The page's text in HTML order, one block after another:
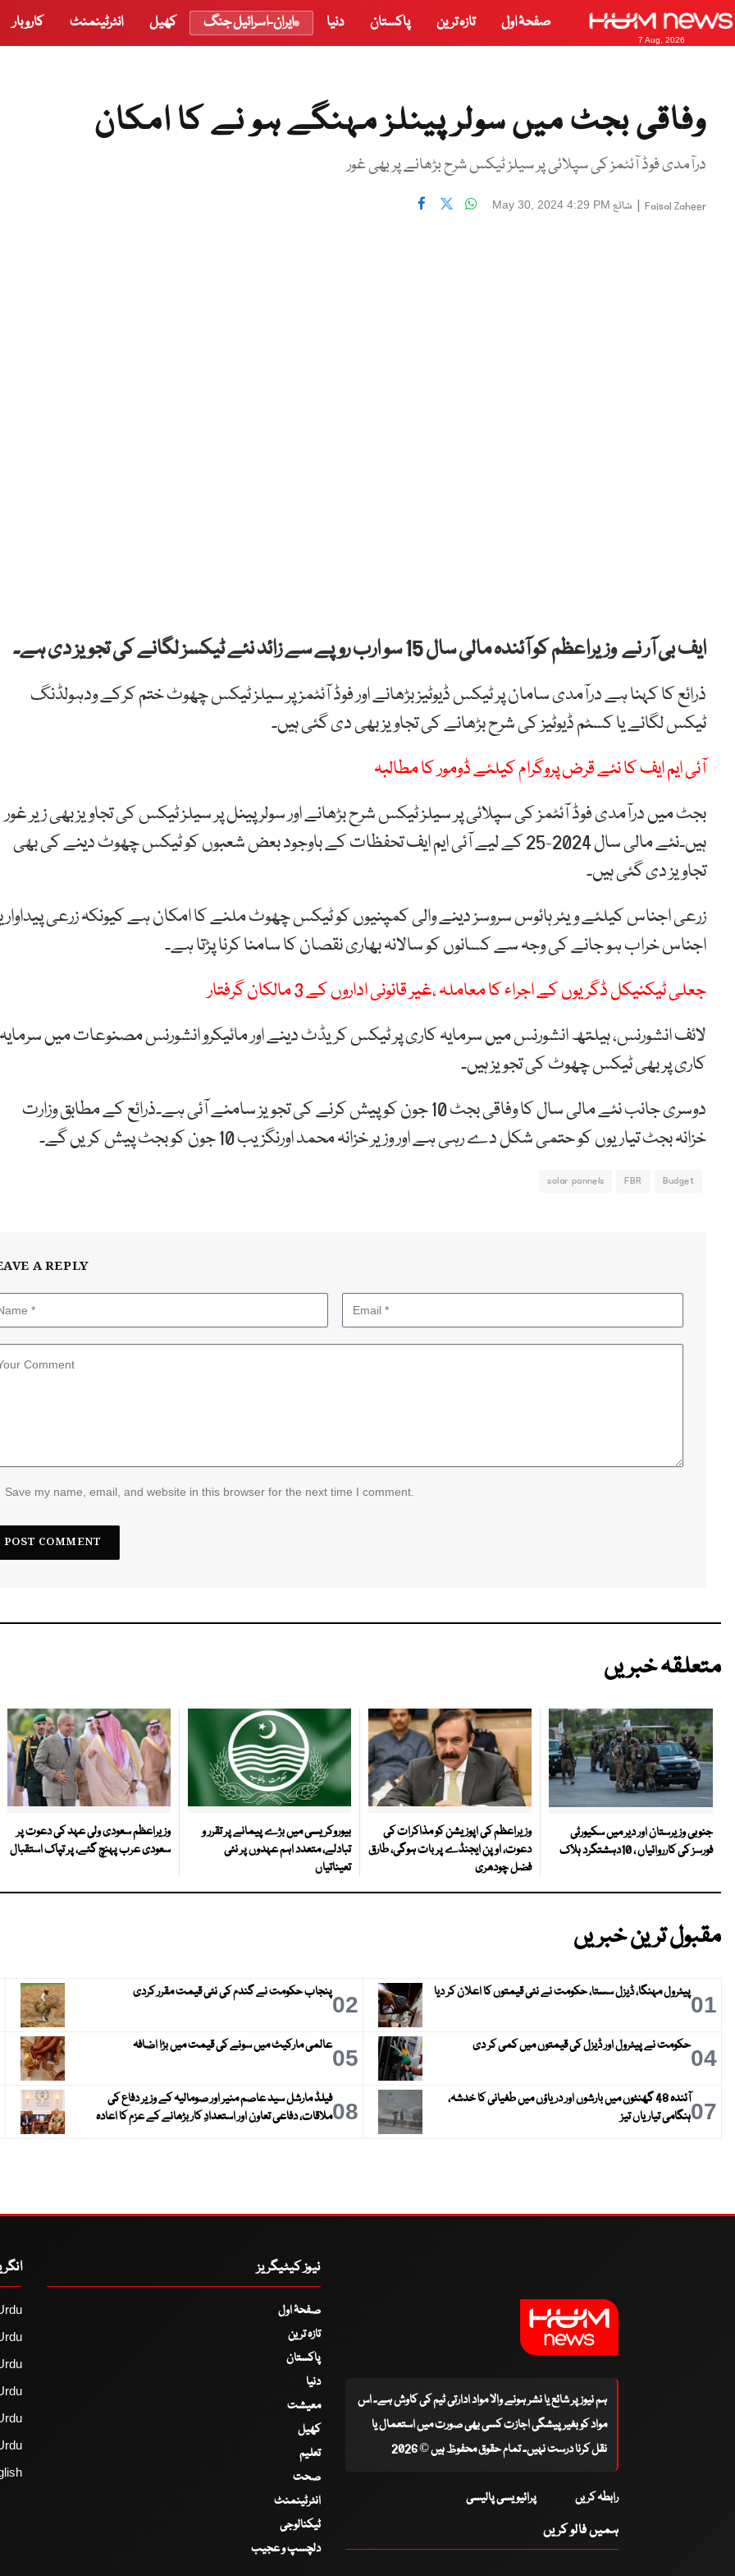
7 Aug, 2026
صفحۂ اول تازہ ترین پاکستان دنیا ایران-اسرائیل جنگ کھیل انٹرٹینمنٹ کاروبار
وفاقی بجٹ میں سولر پینلز مہنگے ہو نے کا امکان
درآمدی فوڈ آئٹمز کی سپلائی پر سیلز ٹیکس شرح بڑھانے پر بھی غور
Faisal Zaheer
| شائع May 30, 2024 4:29 PM
ایف بی آر نے وزیراعظم کو آئندہ مالی سال 15 سو ارب روپے سے زائد نئے ٹیکسز لگانے کی تجویز دی ہے۔
ذرائع کا کہنا ہے درآمدی سامان پر ٹیکس ڈیوٹیز بڑھانے اور فوڈ آئٹمز پر سیلز ٹیکس چھوٹ ختم کرکے ودہولڈنگ
ٹیکس لگانے یا کسٹم ڈیوٹیز کی شرح بڑھانے کی تجاویز بھی دی گئی ہیں۔
آئی ایم ایف کا نئے قرض پروگرام کیلئے ڈومور کا مطالبہ
بجٹ میں درآمدی فوڈ آئٹمز کی سپلائی پر سیلز ٹیکس شرح بڑھانے اور سولر پینل پر سیلز ٹیکس کی تجاویز بھی زیر غور
ہیں۔نئے مالی سال 2024-25 کے لیے آئی ایم ایف تحفظات کے باوجود بعض شعبوں کو ٹیکس چھوٹ دینے کی بھی
تجاویز دی گئی ہیں۔
زرعی اجناس کیلئے ویئر ہائوس سروسز دینے والی کمپنیوں کو ٹیکس چھوٹ ملنے کا امکان ہے کیونکہ زرعی پیداوار
اجناس خراب ہو جانے کی وجہ سے کسانوں کو سالانہ بھاری نقصان کا سامنا کرنا پڑتا ہے۔
جعلی ٹیکنیکل ڈگریوں کے اجراء کا معاملہ ،غیر قانونی اداروں کے 3 مالکان گرفتار
لائف انشورنس، ہیلتھ انشورنس میں سرمایہ کاری پر ٹیکس کریڈٹ دینے اور مائیکرو انشورنس مصنوعات میں سرمایہ
کاری پر بھی ٹیکس چھوٹ کی تجویز ہیں۔
دوسری جانب نئے مالی سال کا وفاقی بجٹ 10 جون کو پیش کرنے کی تجویز سامنے آئی ہے۔ذرائع کے مطابق وزارت
خزانہ بجٹ تیاریوں کو حتمی شکل دے رہی ہے اور وزیر خزانہ محمد اورنگزیب 10 جون کو بجٹ پیش کریں گے۔
Budget
FBR
solar pannels
A REPLY
Save my name, email, and website in this browser for the next time I comment.
متعلقہ خبریں
جنوبی وزیرستان اور دیر میں سکیورٹی
فورسز کی کارروائیاں ، 10دہشتگرد ہلاک
وزیراعظم کی اپوزیشن کو مذاکرات کی
دعوت، اوپن ایجنڈے پر بات ہوگی، طارق
فضل چودھری
بیوروکریسی میں بڑے پیمانے پر تقرر و
تبادلے، متعدد اہم عہدوں پر نئی
تعیناتیاں
وزیراعظم سعودی ولی عہد کی دعوت پر
سعودی عرب پہنچ گئے، پر تپاک استقبال
مقبول ترین خبریں
01پیٹرول مہنگا، ڈیزل سستا، حکومت نے نئی قیمتوں کا اعلان کر دیا 02پنجاب حکومت نے گندم کی نئی قیمت مقرر کردی
04حکومت نے پیٹرول اور ڈیزل کی قیمتوں میں کمی کر دی 05عالمی مارکیٹ میں سونے کی قیمت میں بڑا اضافہ
07
آئندہ 48 گھنٹوں میں بارشوں اور دریاؤں میں طغیانی کا خدشہ،
ہنگامی تیاریاں تیز
08فیلڈ مارشل سید عاصم منیر اور صومالیہ کے وزیر دفاع کی
ملاقات، دفاعی تعاون اور استعدادِ کار بڑھانے کے عزم کا اعادہ
ہم نیوز پر شائع یا نشر ہونے والا مواد ادارتی ٹیم کی کاوش ہے۔ اس
مواد کو بغیر پیشگی اجازت کسی بھی صورت میں استعمال یا
نقل کرنا درست نہیں۔ تمام حقوق محفوظ ہیں © 2026
رابطہ کریں پرائیویسی پالیسی
ہمیں فالو کریں
نیوز کیٹیگریز
صفحۂ اول
تازہ ترین
پاکستان
دنیا
معیشت
کھیل
تعلیم
صحت
انٹرٹینمنٹ
ٹیکنالوجی
دلچسپ و عجیب